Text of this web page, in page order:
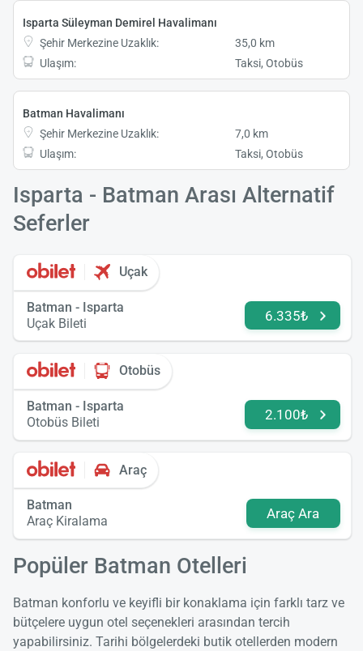
Isparta Süleyman Demirel Havalimanı
Şehir Merkezine Uzaklık:
35,0 km
Ulaşım:
Taksi, Otobüs
Batman Havalimanı
Şehir Merkezine Uzaklık:
7,0 km
Ulaşım:
Taksi, Otobüs
Isparta - Batman Arası Alternatif
Seferler
Uçak
Batman - Isparta
Uçak Bileti
6.335₺
Otobüs
Batman - Isparta
Otobüs Bileti
2.100₺
Araç
Batman
Araç Kiralama
Araç Ara
Popüler Batman Otelleri
Batman konforlu ve keyifli bir konaklama için farklı tarz ve
bütçelere uygun otel seçenekleri arasından tercih
yapabilirsiniz. Tarihi bölgelerdeki butik otellerden modern